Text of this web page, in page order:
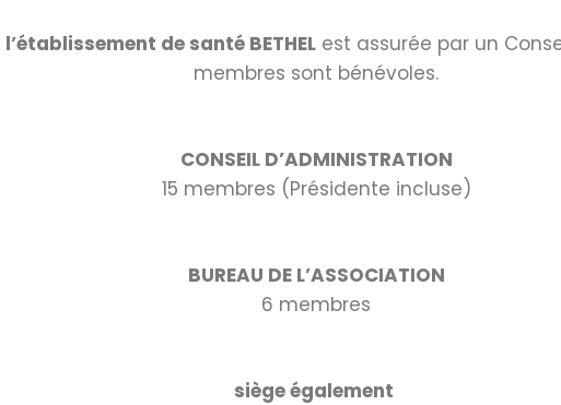
l’établissement de santé BETHELest assurée par un
membres sont bénévoles.
CONSEIL D’ADMINISTRATION
15 membres (Présidente incluse)
BUREAU DE L’ASSOCIATION
6 membres
siège également